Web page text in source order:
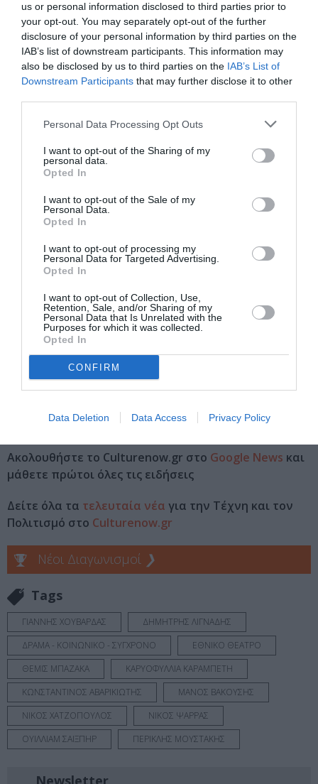
us or personal information disclosed to third parties prior to
your opt-out. You may separately opt-out of the further
disclosure of your personal information by third parties on the
IAB’s list of downstream participants. This information may
also be disclosed by us to third parties on the IAB’s List of
Downstream Participants that may further disclose it to other
Personal Data Processing Opt Outs
I want to opt-out of the Sharing of my
personal data.
Opted In
I want to opt-out of the Sale of my
Personal Data.
Opted In
I want to opt-out of processing my
Personal Data for Targeted Advertising.
Opted In
I want to opt-out of Collection, Use,
Retention, Sale, and/or Sharing of my
Personal Data that Is Unrelated with the
Purposes for which it was collected.
Opted In
CONFIRM
Data Deletion Data Access Privacy Policy
Ταυτότητα
Τοποθεσία: ΕΘΝΙΚΟ ΘΕΑΤΡΟ-ΚΕΝΤΡΙΚΗ ΣΚΗΝΗ, Αγίου
Κωνσταντίνου 22-24, Αθήνα
Ημέρες και ώρες: Τετάρτη, Πέμπτη, Παρασκευή, Σάββατο,
Η παράσταση στις 14 Ιανουαρίου 2016
δεν θα
πραγματοποιηθεί.
ήδη προμηθευτεί εισιτήρια να προσέλθουν στα ταμεία του
Εθνικού Θεάτρου εντός δεκαήμερου για αλλαγή ή
εξαργύρωση των εισιτηρίων τους ή να επικοινωνήσουν με
κέντρου καιinteet.
Πέμπτη ενιαία τιμή 13€
Πληροφορίες – Κρατήσεις: τηλ. 210.5288170-171,
210.7234567 (μέσω πιστωτικής κάρτας).
λειτουργούν από Τρίτη έως Κυριακή από τις 9:30 το πρωί
έως τις 21:00 το βράδυ
Ακολουθήστε το Culturenow.gr στο Google News και
μάθετε πρώτοι όλες τις ειδήσεις
Δείτε όλα τα τελευταία νέα για την Τέχνη και τον
Πολιτισμό στο Culturenow.gr
Νέοι Διαγωνισμοί ❯
Tags
ΓΙΑΝΝΗΣ ΧΟΥΒΑΡΔΑΣ
ΔΗΜΗΤΡΗΣ ΛΙΓΝΑΔΗΣ
ΔΡΑΜΑ - ΚΟΙΝΩΝΙΚΟ - ΣΥΓΧΡΟΝΟ
ΕΘΝΙΚΟ ΘΕΑΤΡΟ
ΘΕΜΙΣ ΜΠΑΖΑΚΑ
ΚΑΡΥΟΦΥΛΛΙΑ ΚΑΡΑΜΠΕΤΗ
ΚΩΝΣΤΑΝΤΙΝΟΣ ΑΒΑΡΙΚΙΩΤΗΣ
ΜΑΝΟΣ ΒΑΚΟΥΣΗΣ
ΝΙΚΟΣ ΧΑΤΖΟΠΟΥΛΟΣ
ΝΙΚΟΣ ΨΑΡΡΑΣ
ΟΥΙΛΛΙΑΜ ΣΑΙΞΠΗΡ
ΠΕΡΙΚΛΗΣ ΜΟΥΣΤΑΚΗΣ
Newsletter